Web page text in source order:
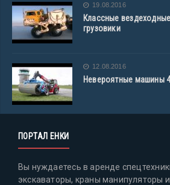
19.08.2016
Классные
грузовики
12.08.2016
Невероятные машины
ПОРТАЛ ЕНКИ
Вы нуждаетесь в аренде
экскаваторы, краны манипуляторы